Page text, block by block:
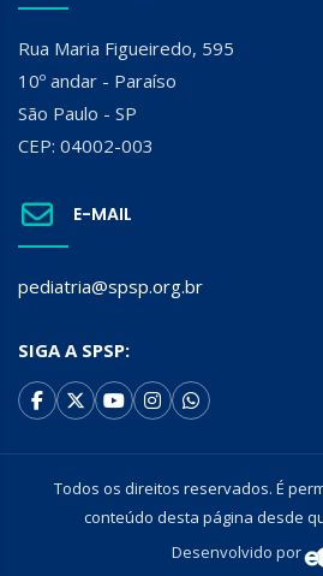
Rua Maria Figueiredo, 595
10º andar - Paraíso
São Paulo - SP
CEP: 04002-003
E-MAIL
pediatria@spsp.org.br
SIGA A SPSP:
Todos os direitos reservados. É
conteúdo desta página desde
Desenvolvido por